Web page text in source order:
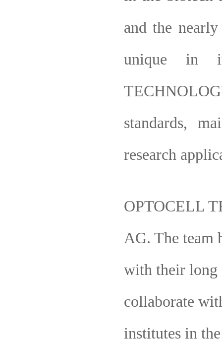
and the
unique in
standards,
research
OPTOCELL
AG. The team
with their long
collaborate
institutes in